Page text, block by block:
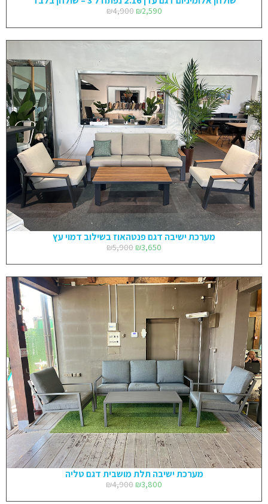
₪4,900 ₪2,590
מערכת ישיבה דגם פנטהאוז בשילוב דמוי עץ
₪5,900 ₪3,650
מערכת ישיבה תלת מושבית דגם טליה
₪4,900 ₪3,800